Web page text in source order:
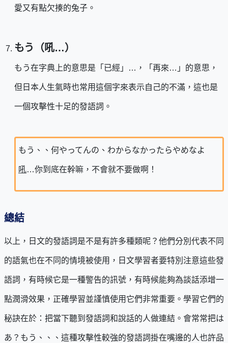
愛又有點欠揍的兔子。
もう（吼…）
もう在字典上的意思是「已經」…，「再來…」的意思，
但日本人生氣時也常用這個字來表示自己的不滿，這也是
一個攻擊性十足的發語詞。
もう、、何やってんの、わからなかったらやめなよ
吼…你到底在幹嘛，不會就不要做啊！
總結
以上，日文的發語詞是不是有許多種類呢？他們分別代表不同
的語氣也在不同的情境被使用，日文學習者要特別注意這些發
語詞，有時候它是一種警告的訊號，有時候能夠為談話添增一
點潤滑效果，正確學習並謹慎使用它們非常重要。學習它們的
秘訣在於：把當下聽到發語詞和說話的人做連結。會常常把は
あ？もう、、、這種攻擊性較強的發語詞掛在嘴邊的人也許品